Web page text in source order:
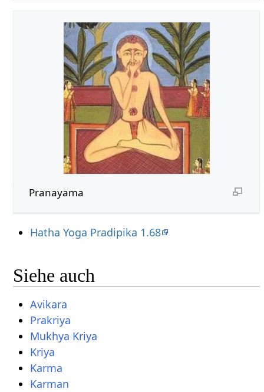
Pranayama
Hatha Yoga Pradipika 1.68
Siehe auch
Avikara
Prakriya
Mukhya Kriya
Kriya
Karma
Karman